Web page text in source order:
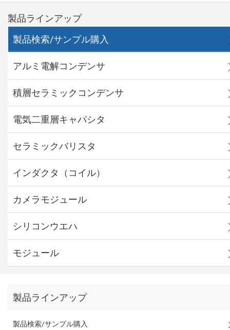
製品ラインアップ
製品検索/サンプル購入
アルミ電解コンデンサ
積層セラミックコンデンサ
電気二重層キャパシタ
セラミックバリスタ
インダクタ（コイル）
カメラモジュール
シリコンウエハ
モジュール
製品ラインアップ
製品検索/サンプル購入